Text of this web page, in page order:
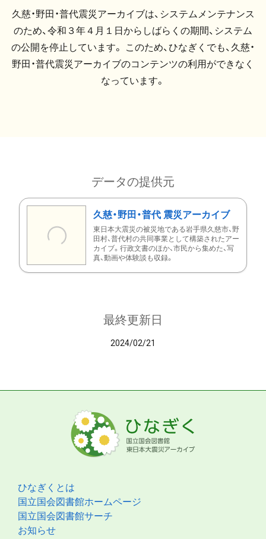
久慈・野田・普代震災アーカイブは、システムメンテナンス
のため、令和３年４月１日からしばらくの期間、システム
の公開を停止しています。 このため、ひなぎくでも、久慈・
野田・普代震災アーカイブのコンテンツの利用ができなく
なっています。
データの提供元
久慈・野田・普代 震災アーカイブ
東日本大震災の被災地である岩手県久慈市、野
田村、普代村の共同事業として構築されたアー
カイブ。行政文書のほか、市民から集めた、写
真、動画や体験談も収録。
最終更新日
2024/02/21
ひなぎくとは
国立国会図書館ホームページ
国立国会図書館サーチ
お知らせ